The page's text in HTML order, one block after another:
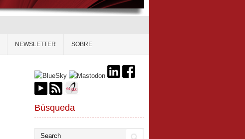
NEWSLETTER SOBRE
Búsqueda